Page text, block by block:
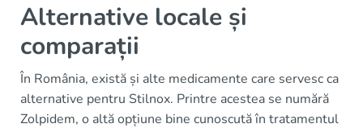
Alternative locale și
comparații
În România, există și alte medicamente care servesc ca
alternative pentru Stilnox. Printre acestea se numără
Zolpidem, o altă opțiune bine cunoscută în tratamentul